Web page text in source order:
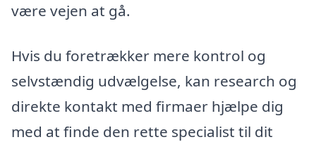
være vejen at gå.
Hvis du foretrækker mere kontrol og
selvstændig udvælgelse, kan research og
direkte kontakt med firmaer hjælpe dig
med at finde den rette specialist til dit